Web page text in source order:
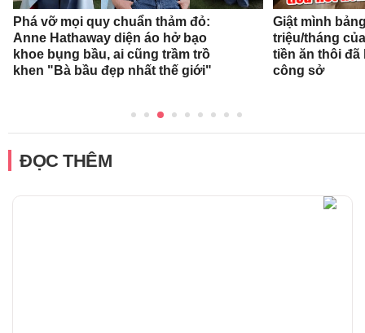
Phá vỡ mọi quy chuẩn thảm đỏ:
Anne Hathaway diện áo hở bạo
khoe bụng bầu, ai cũng trầm trồ
khen "Bà bầu đẹp nhất thế giới"
Giật mình
triệu/tháng
tiền ăn thôi
công sở
ĐỌC THÊM